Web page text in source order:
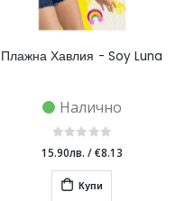
Плажна Хавлия - Soy Luna
Налично
15.90лв. /€8.13
Купи